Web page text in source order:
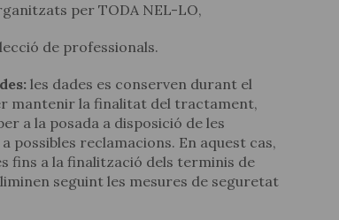
per TODA NEL-LO,
de professionals.
les dades es conserven durant el
mantenir la finalitat del tractament,
a la posada a disposició de les
reclamacions. En aquest cas,
fins a la finalització dels terminis de
seguint les mesures de seguretat